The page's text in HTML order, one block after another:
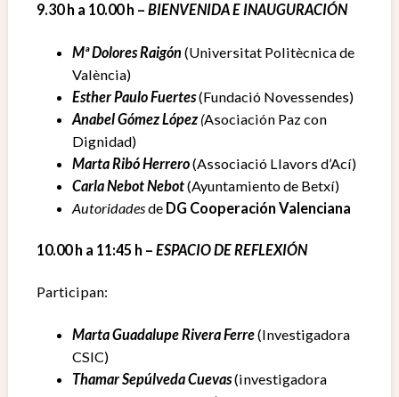
9.30 h a 10.00 h – BIENVENIDA E INAUGURACIÓN
Mª Dolores Raigón (Universitat Politècnica de
València)
Esther Paulo Fuertes(Fundació Novessendes)
Anabel Gómez López (Asociación Paz con
Dignidad)
Marta Ribó Herrero(Associació Llavors d’Ací)
Carla Nebot Nebot(Ayuntamiento de Betxí)
Autoridadesde DG Cooperación Valenciana
10.00 h a 11:45 h – ESPACIO DE REFLEXIÓN
Participan:
Marta Guadalupe Rivera Ferre(Investigadora
CSIC)
Thamar Sepúlveda Cuevas(investigadora